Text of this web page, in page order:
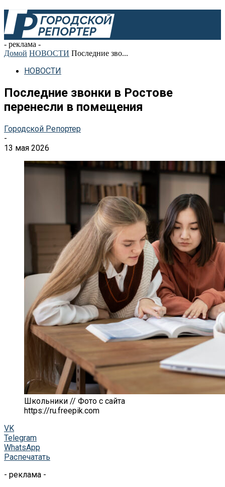
- реклама -
Домой НОВОСТИ Последние зво...
НОВОСТИ
Последние звонки в Ростове
перенесли в помещения
Городской Репортер
-
13 мая 2026
Школьники // Фото с сайта
https://ru.freepik.com
VK
Telegram
WhatsApp
Распечатать
- реклама -